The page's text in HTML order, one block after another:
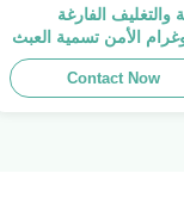
والتغليف الفارغة
الأمن تسمية العبث
ملصق الهولوغرام شعار
Contact Now